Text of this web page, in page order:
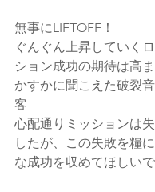
無事にLIFTOFF！
ぐんぐん上昇していく
ション成功の期待は高ま
かすかに聞こえた破裂
客
心配通りミッションは
したが、この失敗を糧
な成功を収めてほしいで